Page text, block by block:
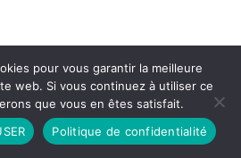
Politique de Confidentialité
CGU
par DIEUDUDIABLE
pour vous garantir la meilleure
web. Si vous continuez à utiliser ce
que vous en êtes satisfait.
Politique de confidentialité